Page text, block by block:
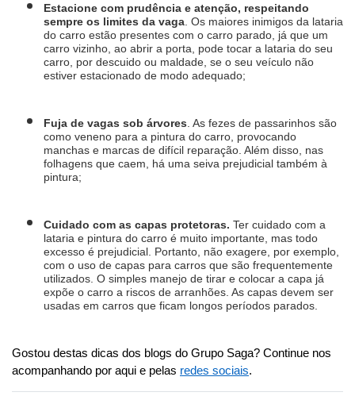
Estacione com prudência e atenção, respeitando
sempre os limites da vaga . Os maiores inimigos da lataria
do carro estão presentes com o carro parado, já que um
carro vizinho, ao abrir a porta, pode tocar a lataria do seu
carro, por descuido ou maldade, se o seu veículo não
estiver estacionado de modo adequado;
Fuja de vagas sob árvores . As fezes de passarinhos são
como veneno para a pintura do carro, provocando
manchas e marcas de difícil reparação. Além disso, nas
folhagens que caem, há uma seiva prejudicial também à
pintura;
Cuidado com as capas protetoras. Ter cuidado com a
lataria e pintura do carro é muito importante, mas todo
excesso é prejudicial. Portanto, não exagere, por exemplo,
com o uso de capas para carros que são frequentemente
utilizados. O simples manejo de tirar e colocar a capa já
expõe o carro a riscos de arranhões. As capas devem ser
usadas em carros que ficam longos períodos parados.
Gostou destas dicas dos blogs do Grupo Saga? Continue nos
acompanhando por aqui e pelas redes sociais.